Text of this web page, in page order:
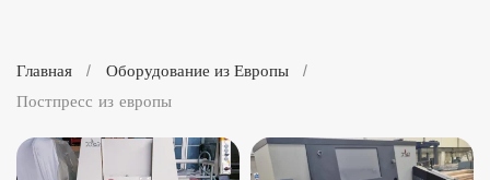
Главная
Оборудование из Европы
Постпресс из европы